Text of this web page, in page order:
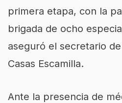
primera etapa, con la
brigada de ocho
aseguró el secretario
Casas Escamilla.
Ante la presencia de